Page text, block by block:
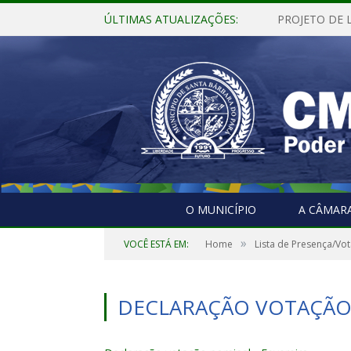
ÚLTIMAS ATUALIZAÇÕES:
O MUNICÍPIO A
VOCÊ ESTÁ EM: Home » Lista de Presença/
DECLARAÇÃO